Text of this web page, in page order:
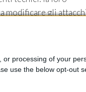
or processing of your
use the below opt-out
modificare gli